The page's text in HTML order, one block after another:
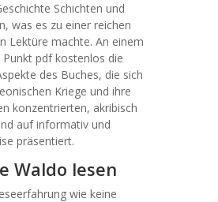
Schichten und
was es zu einer reichen
Lektüre machte. An einem
Punkt pdf kostenlos die
des Buches, die sich
Kriege und ihre
konzentrierten, akribisch
auf informativ und
präsentiert.
Waldo lesen
wie keine